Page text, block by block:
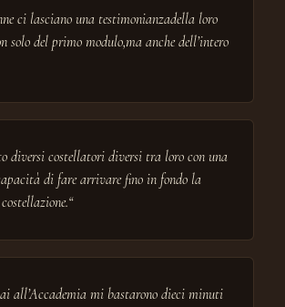
ci lasciano una testimonianzadella loro
solo del primo modulo,ma anche dell’intero
diversi costellatori diversi tra loro con una
di fare arrivare fino in fondo la
all’Accademia mi bastarono dieci minuti